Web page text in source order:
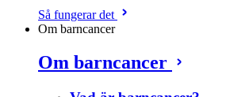
Så fungerar det
Om barncancer
Om barncancer